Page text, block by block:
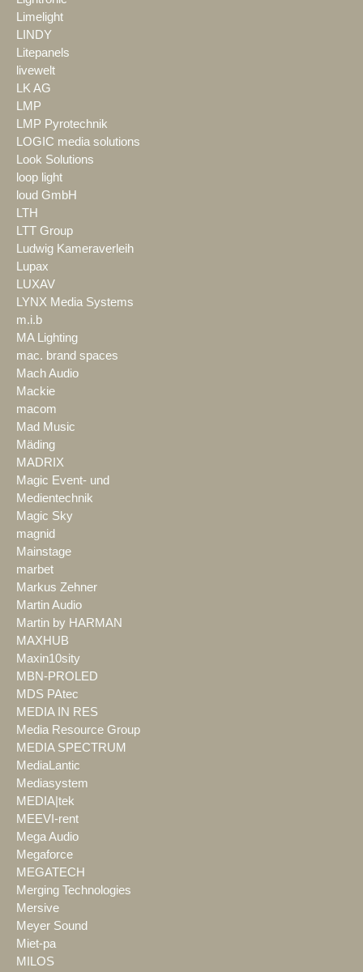
Limelight
LINDY
Litepanels
livewelt
LK AG
LMP
LMP Pyrotechnik
LOGIC media solutions
Look Solutions
loop light
loud GmbH
LTH
LTT Group
Ludwig Kameraverleih
Lupax
LUXAV
LYNX Media Systems
m.i.b
MA Lighting
mac. brand spaces
Mach Audio
Mackie
macom
Mad Music
Mäding
MADRIX
Magic Event- und
Medientechnik
Magic Sky
magnid
Mainstage
marbet
Markus Zehner
Martin Audio
Martin by HARMAN
MAXHUB
Maxin10sity
MBN-PROLED
MDS PAtec
MEDIA IN RES
Media Resource Group
MEDIA SPECTRUM
MediaLantic
Mediasystem
MEDIA|tek
MEEVI-rent
Mega Audio
Megaforce
MEGATECH
Merging Technologies
Mersive
Meyer Sound
Miet-pa
MILOS